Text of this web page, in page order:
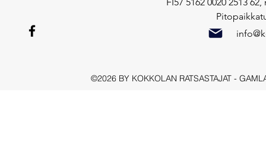
©2026 BY KOKKOLAN RATSASTAJAT -